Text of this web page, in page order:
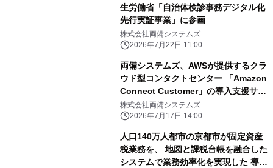
生労働省「自治体検診事務デジタル化
先行実証事業」に参画
株式会社両備システムズ
2026年7月22日 11:00
両備システムズ、AWSが提供するクラ
ウド型コンタクトセンター 「Amazon
Connect Customer」の導入支援サー
ビスを開始 人材不足・対応負荷の課
題を解決しコンタクトセンター改革を
株式会社両備システムズ
2026年7月17日 14:00
人口140万人都市の京都市が固定資産
税業務を、 地図と課税台帳を融合した
システムで業務効率化を実現した 導入